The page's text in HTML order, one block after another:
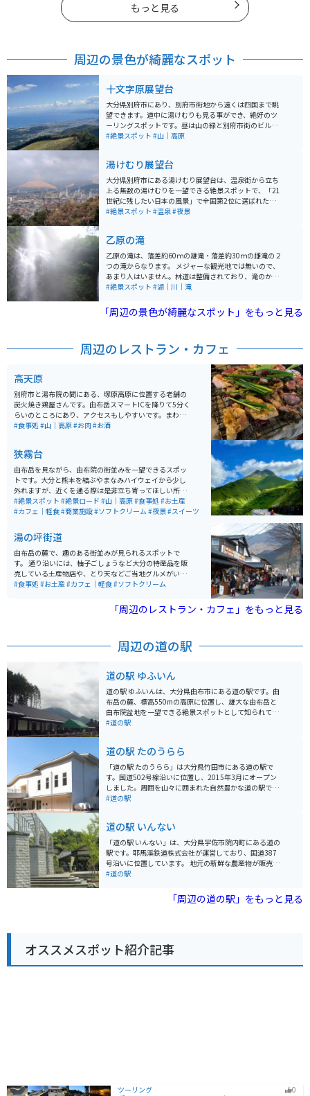
もっと見る
周辺の景色が綺麗なスポット
十文字原展望台
大分県別府市にあり、別府市街地から遠くは四国まで眺
望できます。道中に湯けむりも見る事ができ、絶好のツ
ーリングスポットです。昼は山の緑と別府市街のビル
群、別府湾の海を眺める事ができ、夜は別府市の夜景も
#絶景スポット #山｜高原
湯けむり展望台
大分県別府市にある湯けむり展望台は、温泉街から立ち
上る無数の湯けむりを一望できる絶景スポットで、「21
世紀に残したい日本の風景」で全国第2位に選ばれたこ
とでも知られています。昼は街並みと湯けむりのコント
す。土日祝の夜にはライトアップも行われ、より情緒あ
る風景を楽しめます。 背後には鶴見岳や扇山も望め、36
0度のパノラマが広がります。冬は湯けむりがより白く際
立ち見応えが増します。駐車場は台数が限られ、周辺は
住宅街の狭い坂道のため運転には注意が必要ですが、ツ
#絶景スポット #温泉#夜景
乙原の滝
乙原の滝は、落差約60ｍの雄滝・落差約30ｍの雌滝の２
つの滝からなります。 メジャーな観光地では無いので、
あまり人はいません。林道は整備されており、滝のかな
り近くに行くことが可能です。水飛沫が霧のように降り
#絶景スポット #湖｜川｜滝
「周辺の景色が綺麗なスポット」をもっと見る
周辺のレストラン・カフェ
高天原
別府市と湯布院の間にある、塚原高原に位置する老舗の
炭火焼き鶏屋さんです。由布岳スマートICを降りて5分く
らいのところにあり、アクセスもしやすいです。まわり
が高原ということもあり、雄大な自然を楽しみながら向
は県外から来られたお客様も多いです。
#食事処 #山｜高原#お肉#お酒
狭霧台
由布岳を見ながら、由布院の街並みを一望できるスポッ
トです。大分と熊本を結ぶやまなみハイウェイから少し
外れますが、近くを通る際は是非立ち寄ってほしい所で
す。おすすめの季節は春～秋、自然の壮大さを感じられ
るツーリングスポットです。
#絶景スポット #絶景ロード #山｜高原#食事処 #お土産
#カフェ｜軽食#商業施設#ソフトクリーム#夜景#スイーツ
湯の坪街道
由布岳の麓で、趣のある街並みが見られるスポットで
す。 通り沿いには、柚子ごしょうなど大分の特産品を販
売している土産物店や、とり天などご当地グルメがいた
だける飲食店などが軒を連ね、多くの観光客でにぎわっ
景色が楽しめるおすすめの散策スポットで、のどかな田
園風景など、由布院ならではの趣のある雰囲気を感じる
#食事処 #お土産#カフェ｜軽食#ソフトクリーム
「周辺のレストラン・カフェ」をもっと見る
周辺の道の駅
道の駅 ゆふいん
道の駅 ゆふいんは、大分県由布市にある道の駅です。由
布岳の麓、標高550mの高原に位置し、雄大な由布岳と
由布院盆地を一望できる絶景スポットとして知られてい
ます。 地元の新鮮な野菜や果物をはじめ、由布院産の牛
充実しており、旅の思い出作りに最適です。 バイクで訪
れる場合、道の駅 ゆふいんは駐車場も広く、休憩場所と
して最適です。由布岳や周辺の山々を走るツーリングコ
ースの拠点としても利用できます。由布院温泉や別府温
泉など、周辺には温泉地も多いので、ツーリングの疲れ
#道の駅
道の駅 たのうらら
「道の駅 たのうらら」は大分県竹田市にある道の駅で
す。国道502号線沿いに位置し、2015年3月にオープン
しました。周囲を山々に囲まれた自然豊かな道の駅で、
地元の新鮮な野菜や果物をはじめ、加工品、工芸品な
数々。コロッケやメンチカツなどの定番メニューから、
レストランではステーキなども楽しめます。また、大分
県の名産品である「かぼす」を使ったソフトクリームや
ドリンクも人気です。バイクで訪れる際は、広々とした
駐車場があるので安心です。ツーリングの休憩に、食事
どの温泉地もあります。道の駅を拠点に、竹田市の観光
#道の駅
道の駅 いんない
「道の駅 いんない」は、大分県宇佐市院内町にある道の
駅です。耶馬溪鉄道株式会社が運営しており、国道387
号沿いに位置しています。 地元の新鮮な農産物が販売さ
れている直売所の他、レストランでは、名物の「宇佐ジ
理を楽しむことができます。 バイクで訪れる場合、耶馬
渓の美しい景色の中を走ることができ、ツーリングの休
渓や青の洞門など、自然豊かな観光スポットが多くあり
ます。また、道の駅ではレンタサイクルの貸し出しも行
っているので、耶馬渓の自然を満喫するサイクリングも
#道の駅
「周辺の道の駅」をもっと見る
オススメスポット紹介記事
ツーリング 0